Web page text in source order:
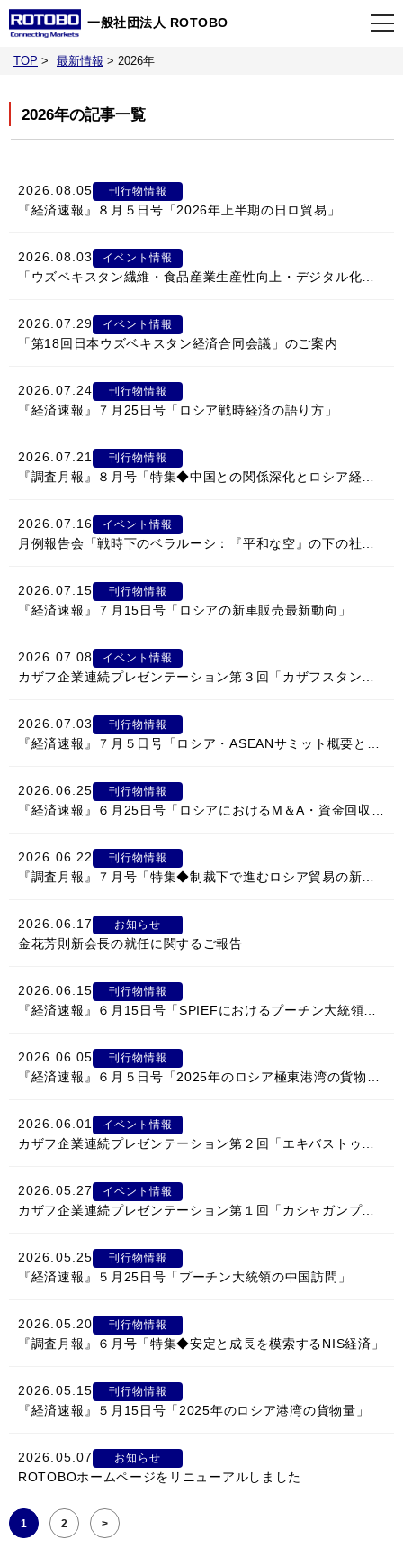
一般社団法人 ROTOBO
当会について
刊行物
情報館
TOP > 最新情報 > 2026年
2026年の記事一覧
2026.08.05 刊行物情報
『経済速報』８月５日号「2026年上半期の日ロ貿易」
2026.08.03 イベント情報
2026.07.29 イベント情報
「第18回日本ウズベキスタン経済合同会議」のご案内
2026.07.24 刊行物情報
『経済速報』７月25日号「ロシア戦時経済の語り方」
2026.07.21 刊行物情報
2026.07.16 イベント情報
2026.07.15 刊行物情報
『経済速報』７月15日号「ロシアの新車販売最新動向」
2026.07.08 イベント情報
2026.07.03 刊行物情報
2026.06.25 刊行物情報
2026.06.22 刊行物情報
2026.06.17 お知らせ
金花芳則新会長の就任に関するご報告
2026.06.15 刊行物情報
2026.06.05 刊行物情報
2026.06.01 イベント情報
2026.05.27 イベント情報
カザフ企業連続プレゼンテーション第１回「カシャガンプロジェクト推進のための新金属素材・コーティング共同開発」開催のご案内
2026.05.25 刊行物情報
『経済速報』５月25日号「プーチン大統領の中国訪問」
2026.05.20 刊行物情報
『調査月報』６月号「特集◆安定と成長を模索するNIS経済」
2026.05.15 刊行物情報
『経済速報』５月15日号「2025年のロシア港湾の貨物量」
2026.05.07 お知らせ
ROTOBOホームページをリニューアルしました
1 2 >